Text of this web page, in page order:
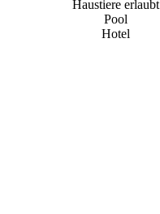
Haustiere erlaubt
Pool
Hotel